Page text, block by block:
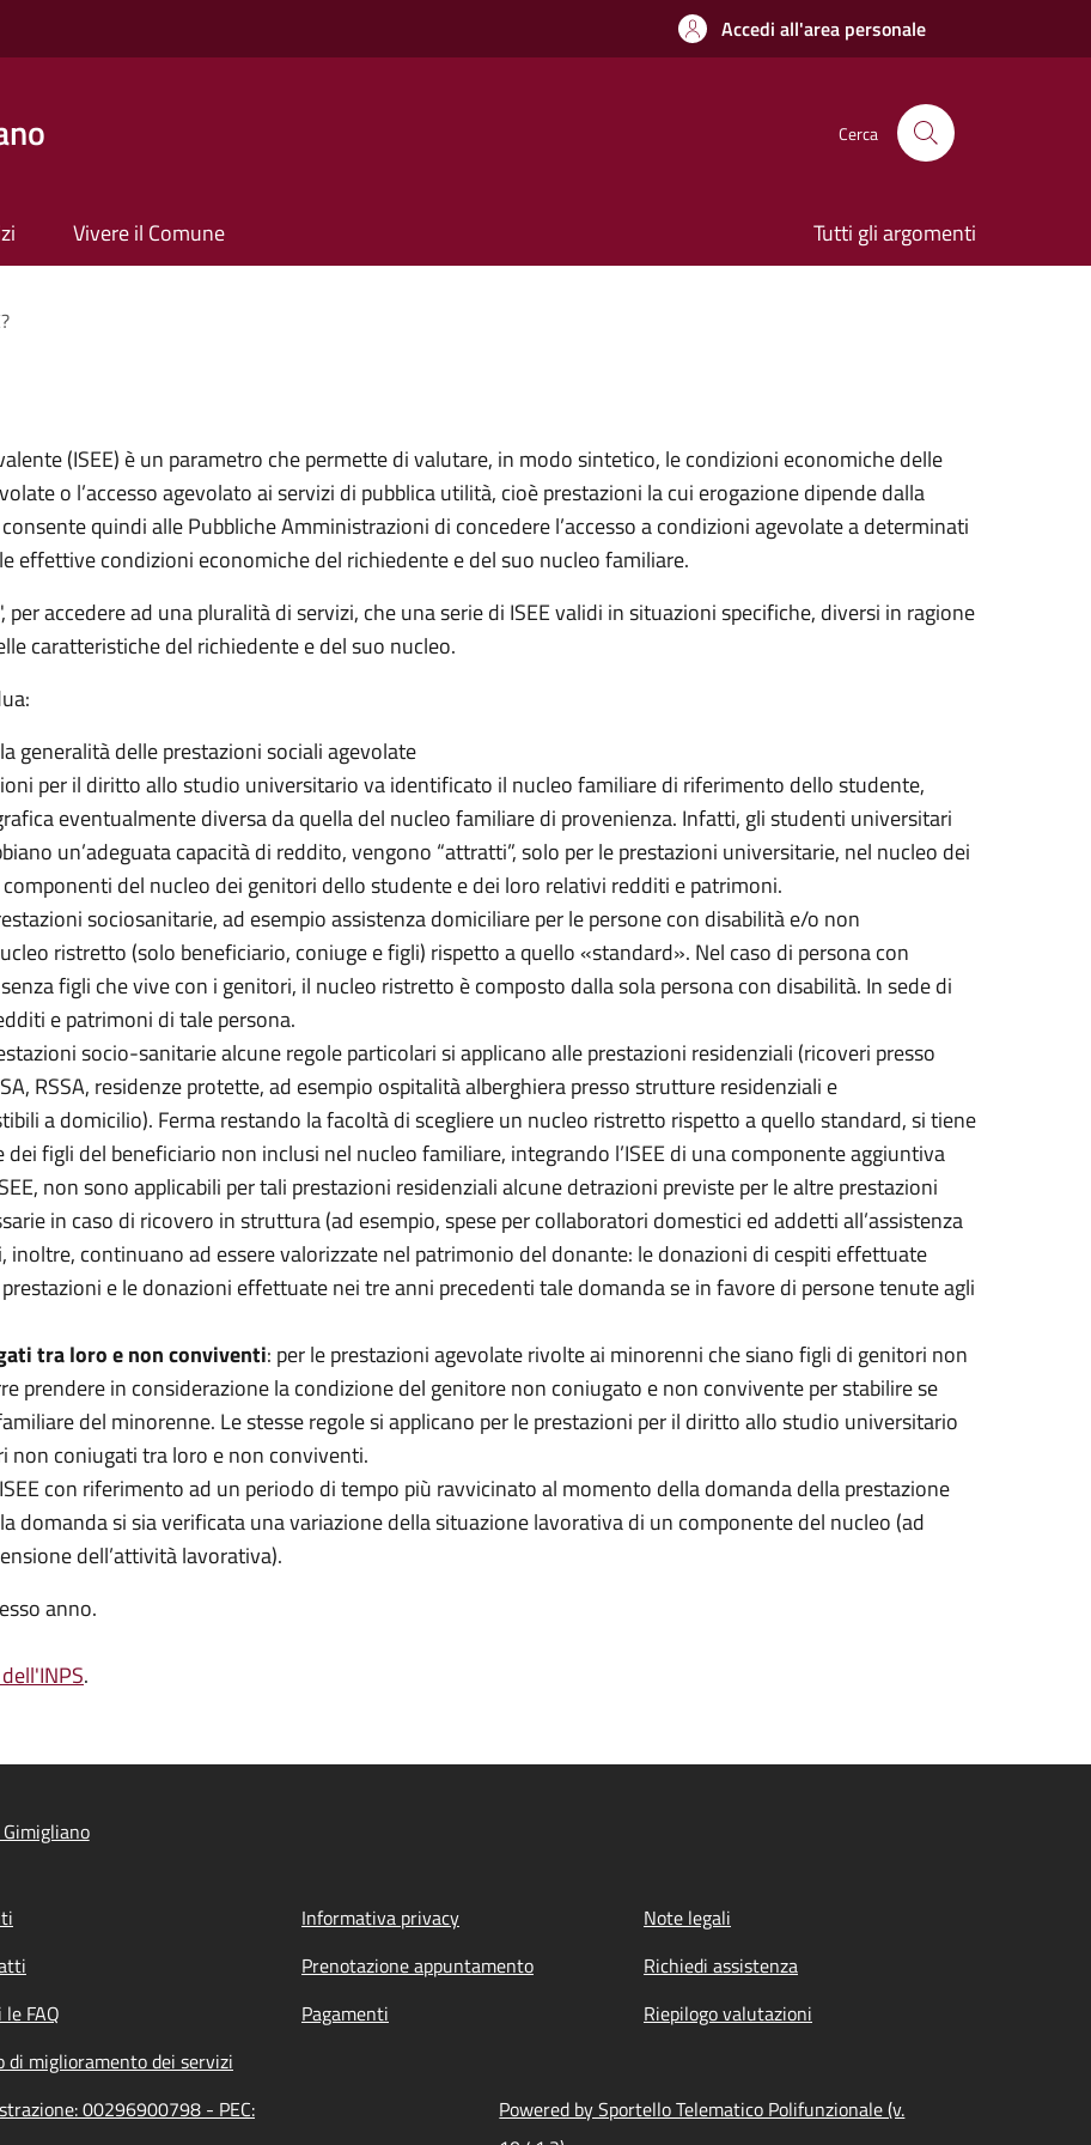
Accedi all'area personale
Cerca
Vivere il Comune Tutti gli argomenti
(ISEE) è un parametro che permette di valutare, in modo sintetico, le condizioni economiche delle
o l’accesso agevolato ai servizi di pubblica utilità, cioè prestazioni la cui erogazione dipende dalla
quindi alle Pubbliche Amministrazioni di concedere l’accesso a condizioni agevolate a determinati
effettive condizioni economiche del richiedente e del suo nucleo familiare.
accedere ad una pluralità di servizi, che una serie di ISEE validi in situazioni specifiche, diversi in ragione
caratteristiche del richiedente e del suo nucleo.
generalità delle prestazioni sociali agevolate
per il diritto allo studio universitario va identificato il nucleo familiare di riferimento dello studente,
eventualmente diversa da quella del nucleo familiare di provenienza. Infatti, gli studenti universitari
un’adeguata capacità di reddito, vengono “attratti”, solo per le prestazioni universitarie, nel nucleo dei
del nucleo dei genitori dello studente e dei loro relativi redditi e patrimoni.
sociosanitarie, ad esempio assistenza domiciliare per le persone con disabilità e/o non
ristretto (solo beneficiario, coniuge e figli) rispetto a quello «standard». Nel caso di persona con
figli che vive con i genitori, il nucleo ristretto è composto dalla sola persona con disabilità. In sede di
e patrimoni di tale persona.
socio-sanitarie alcune regole particolari si applicano alle prestazioni residenziali (ricoveri presso
RSSA, residenze protette, ad esempio ospitalità alberghiera presso strutture residenziali e
a domicilio). Ferma restando la facoltà di scegliere un nucleo ristretto rispetto a quello standard, si tiene
figli del beneficiario non inclusi nel nucleo familiare, integrando l’ISEE di una componente aggiuntiva
non sono applicabili per tali prestazioni residenziali alcune detrazioni previste per le altre prestazioni
in caso di ricovero in struttura (ad esempio, spese per collaboratori domestici ed addetti all’assistenza
inoltre, continuano ad essere valorizzate nel patrimonio del donante: le donazioni di cespiti effettuate
e le donazioni effettuate nei tre anni precedenti tale domanda se in favore di persone tenute agli
tra loro e non conviventi: per le prestazioni agevolate rivolte ai minorenni che siano figli di genitori non
prendere in considerazione la condizione del genitore non coniugato e non convivente per stabilire se
del minorenne. Le stesse regole si applicano per le prestazioni per il diritto allo studio universitario
coniugati tra loro e non conviventi.
con riferimento ad un periodo di tempo più ravvicinato al momento della domanda della prestazione
domanda si sia verificata una variazione della situazione lavorativa di un componente del nucleo (ad
dell’attività lavorativa).
anno.
.
Informativa privacy
Note legali
Prenotazione appuntamento
Richiedi assistenza
le FAQ Pagamenti
Riepilogo valutazioni
di miglioramento dei servizi
00296900798 - PEC:
Powered by Sportello Telematico Polifunzionale (v.